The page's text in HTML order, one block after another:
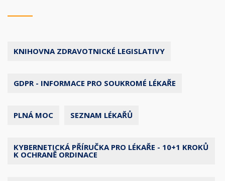
KNIHOVNA ZDRAVOTNICKÉ LEGISLATIVY
GDPR - INFORMACE PRO SOUKROMÉ LÉKAŘE
PLNÁ MOC SEZNAM LÉKAŘŮ
KYBERNETICKÁ PŘÍRUČKA PRO LÉKAŘE - 10+1 KROKŮ
K OCHRANĚ ORDINACE